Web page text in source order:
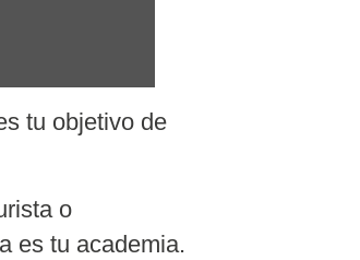
tu objetivo de
o
es tu academia.